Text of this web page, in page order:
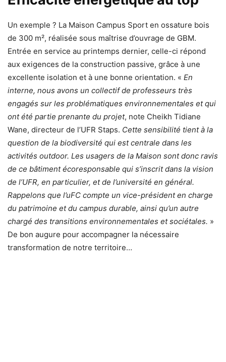
Un exemple ? La Maison Campus Sport en ossature bois
de 300 m², réalisée sous maîtrise d’ouvrage de GBM.
Entrée en service au printemps dernier, celle-ci répond
aux exigences de la construction passive, grâce à une
excellente isolation et à une bonne orientation. « En
interne, nous avons un collectif de professeurs très
engagés sur les problématiques environnementales et qui
ont été partie prenante du projet, note Cheikh Tidiane
Wane, directeur de l’UFR Staps. Cette sensibilité tient à la
question de la biodiversité qui est centrale dans les
activités outdoor. Les usagers de la Maison sont donc ravis
de ce bâtiment écoresponsable qui s’inscrit dans la vision
de l’UFR, en particulier, et de l’université en général.
Rappelons que l’uFC compte un vice-président en charge
du patrimoine et du campus durable, ainsi qu’un autre
chargé des transitions environnementales et sociétales. »
De bon augure pour accompagner la nécessaire
transformation de notre territoire…